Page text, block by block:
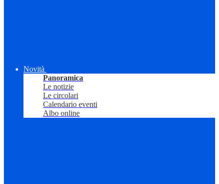
Novità
Panoramica
Le notizie
Le circolari
Calendario eventi
Albo online